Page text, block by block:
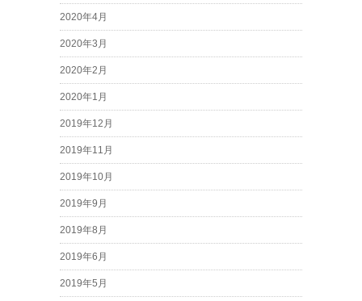
2020年4月
2020年3月
2020年2月
2020年1月
2019年12月
2019年11月
2019年10月
2019年9月
2019年8月
2019年6月
2019年5月